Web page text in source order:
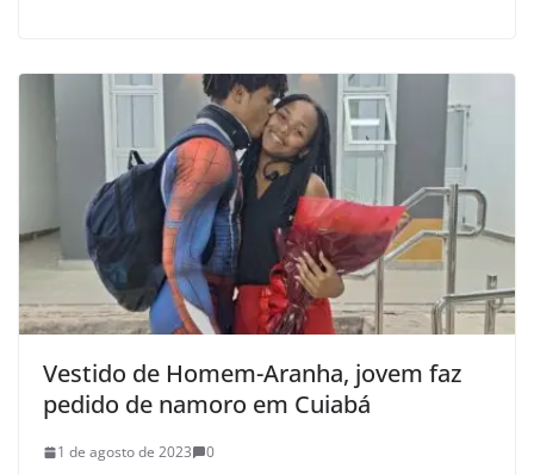
Vestido de Homem-Aranha, jovem faz
pedido de namoro em Cuiabá
1 de agosto de 2023 0